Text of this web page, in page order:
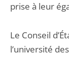
prise à leur
Le Conseil
l’université